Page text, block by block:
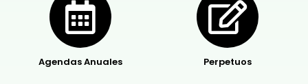
Agendas Anuales Perpetuos